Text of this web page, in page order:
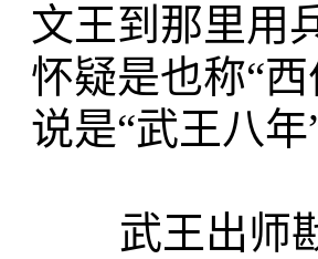
文王到那里用
怀疑是也称“
说是“武王八
武王出师戡